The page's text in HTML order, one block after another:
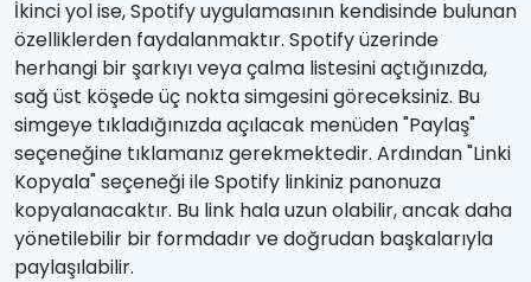
İkinci yol ise, Spotify uygulamasının kendisinde bulunan
özelliklerden faydalanmaktır. Spotify üzerinde
herhangi bir şarkıyı veya çalma listesini açtığınızda,
sağ üst köşede üç nokta simgesini göreceksiniz. Bu
simgeye tıkladığınızda açılacak menüden "Paylaş"
seçeneğine tıklamanız gerekmektedir. Ardından "Linki
Kopyala" seçeneği ile Spotify linkiniz panonuza
kopyalanacaktır. Bu link hala uzun olabilir, ancak daha
yönetilebilir bir formdadır ve doğrudan başkalarıyla
paylaşılabilir.